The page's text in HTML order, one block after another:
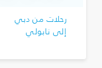
رحلات من دبي
إلى نابولي